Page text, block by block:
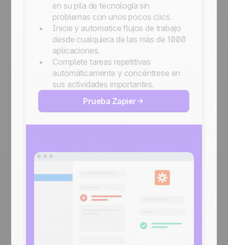
en su pila de tecnología sin
problemas con unos pocos clics.
Inicie y automatice flujos de trabajo
desde cualquiera de las más de 1000
aplicaciones.
Complete tareas repetitivas
automáticamente y concéntrese en
sus actividades importantes.
Prueba Zapier